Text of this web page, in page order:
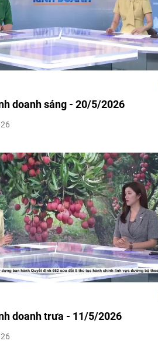
doanh sáng - 20/5/2026
doanh trưa - 11/5/2026